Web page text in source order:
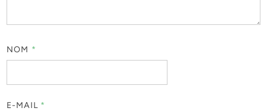
NOM *
E-MAIL *